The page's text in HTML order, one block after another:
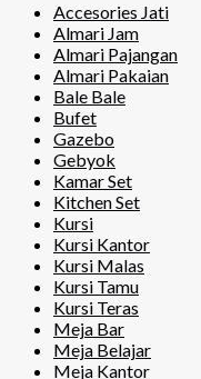
Accesories Jati
Almari Jam
Almari Pajangan
Almari Pakaian
Bale Bale
Bufet
Gazebo
Gebyok
Kamar Set
Kitchen Set
Kursi
Kursi Kantor
Kursi Malas
Kursi Tamu
Kursi Teras
Meja Bar
Meja Belajar
Meja Kantor